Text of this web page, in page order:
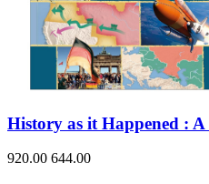
History as it Happened :
920.00 644.00